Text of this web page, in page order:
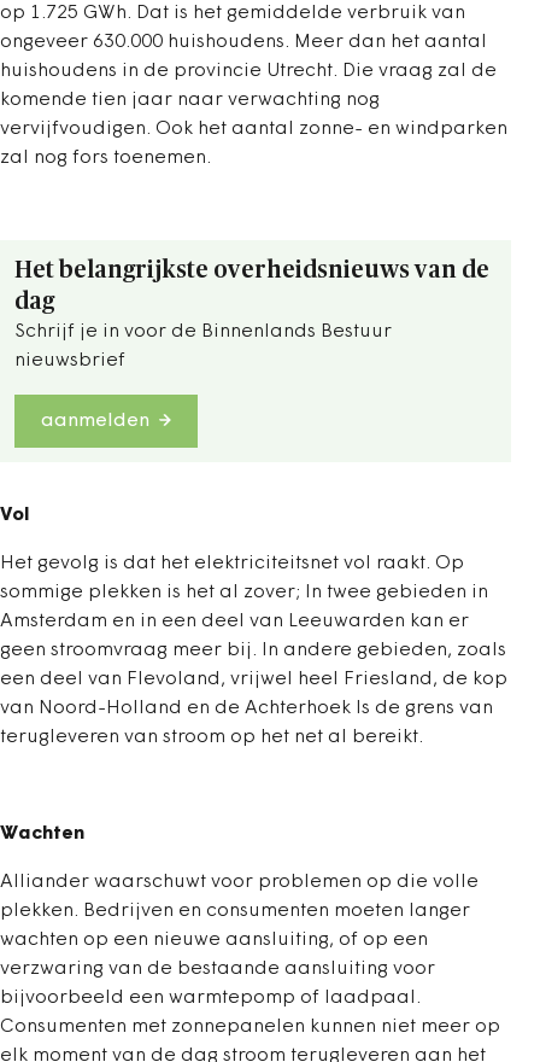
op 1.725 GWh. Dat is het gemiddelde verbruik van
ongeveer 630.000 huishoudens. Meer dan het aantal
huishoudens in de provincie Utrecht. Die vraag zal de
komende tien jaar naar verwachting nog
vervijfvoudigen. Ook het aantal zonne- en windparken
zal nog fors toenemen.
Het belangrijkste overheidsnieuws van de
dag
Schrijf je in voor de Binnenlands Bestuur
nieuwsbrief
aanmelden
Vol
Het gevolg is dat het elektriciteitsnet vol raakt. Op
sommige plekken is het al zover; In twee gebieden in
Amsterdam en in een deel van Leeuwarden kan er
geen stroomvraag meer bij. In andere gebieden, zoals
een deel van Flevoland, vrijwel heel Friesland, de kop
van Noord-Holland en de Achterhoek Is de grens van
terugleveren van stroom op het net al bereikt.
Wachten
Alliander waarschuwt voor problemen op die volle
plekken. Bedrijven en consumenten moeten langer
wachten op een nieuwe aansluiting, of op een
verzwaring van de bestaande aansluiting voor
bijvoorbeeld een warmtepomp of laadpaal.
Consumenten met zonnepanelen kunnen niet meer op
elk moment van de dag stroom terugleveren aan het